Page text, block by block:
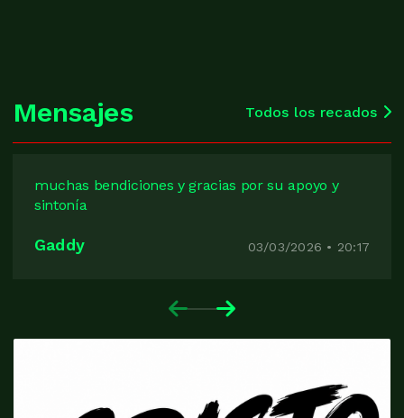
Mensajes Todos los recados
Gaddy 03/03/2026 • 20:17
muchas bendiciones y gracias por su apoyo y
sintonía